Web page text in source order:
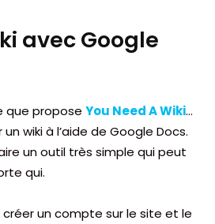
avec Google
que propose You Need A Wiki…
wiki à l’aide de Google Docs.
un outil très simple qui peut
qui.
un compte sur le site et le